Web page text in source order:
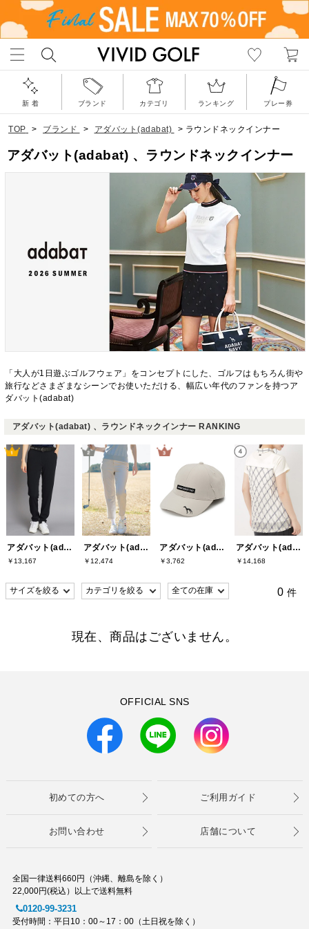
新 着 ブランド カテゴリ ランキング プレー券
TOP > ブランド > アダバット(adabat) > ラウンドネックインナー
アダバット(adabat) 、ラウンドネックインナー
「大人が1日遊ぶゴルフウェア」をコンセプトにした、ゴルフはもちろん街や
旅行などさまざまなシーンでお使いただける、幅広い年代のファンを持つア
ダバット(adabat)
アダバット(adabat) 、ラウンドネックインナー RANKING
アダバット(adabat)
￥13,167
アダバット(adabat)
￥12,474
アダバット(adabat)
￥3,762
アダバット(adabat)
￥14,168
0 件
現在、商品はございません。
OFFICIAL SNS
初めての方へ ご利用ガイド
お問い合わせ 店舗について
全国一律送料660円（沖縄、離島を除く）
22,000円(税込）以上で送料無料
0120-99-3231
受付時間：平日10：00～17：00（土日祝を除く）